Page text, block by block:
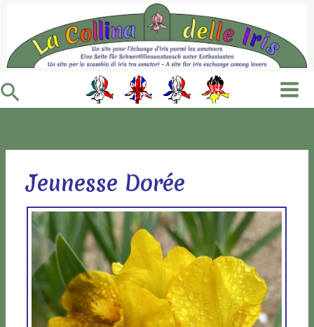
contenuto
Cerca
Jeunesse Dorée